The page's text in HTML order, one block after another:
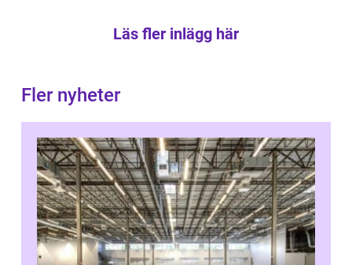
Läs fler inlägg här
Fler nyheter